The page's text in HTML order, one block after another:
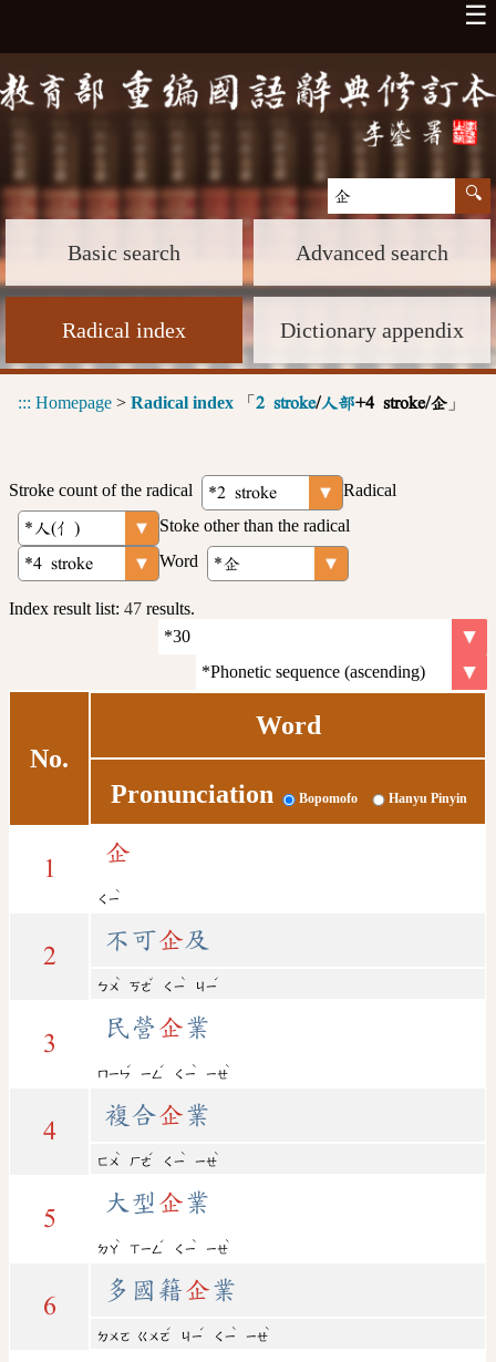
☰
Basic search Advanced search
Radical index Dictionary appendix
::: Homepage > Radical index 「 2 stroke/人部+4 stroke/企 」
Stroke count of the radical
Radical
Stoke other than the radical
Word
Index result list: 47 results.
No.
Word
Pronunciation Bopomofo Hanyu Pinyin
1
企
ㄑㄧ
ˋ
2
不可企及
ㄅㄨ
ˋ
ㄎㄜ
ˇ
ㄑㄧ
ˋ
ㄐㄧ
ˊ
3
民營企業
ㄇㄧㄣ
ˊ
ㄧㄥ
ˊ
ㄑㄧ
ˋ
ㄧㄝ
ˋ
4
複合企業
ㄈㄨ
ˋ
ㄏㄜ
ˊ
ㄑㄧ
ˋ
ㄧㄝ
ˋ
5
大型 企業
ㄉㄚ
ˋ
ㄒㄧㄥ
ˊ
ㄑㄧ
ˋ
ㄧㄝ
ˋ
6
多國籍企業
ㄉㄨㄛ ㄍㄨㄛ
ˊ
ㄐㄧ
ˊ
ㄑㄧ
ˋ
ㄧㄝ
ˋ